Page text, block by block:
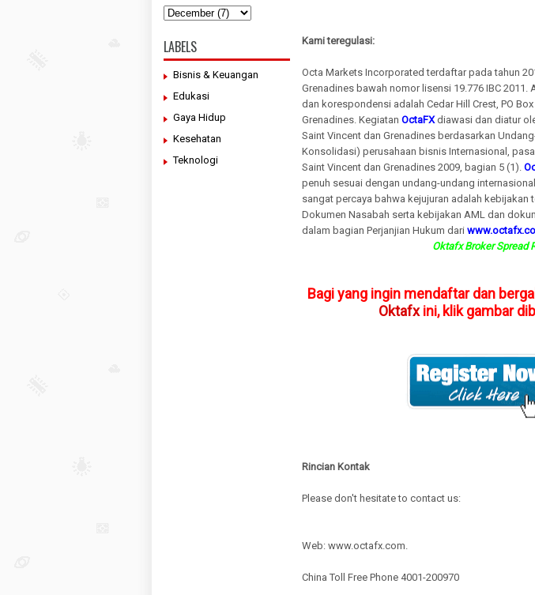
LABELS
Bisnis & Keuangan
Edukasi
Gaya Hidup
Kesehatan
Teknologi
Kami teregulasi:
Octa Markets Incorporated terdaftar pada tahun
Grenadines bawah nomor lisensi 19.776 IBC 2011.
dan korespondensi adalah Cedar Hill Crest, PO
Grenadines. Kegiatan OctaFXdiawasi dan diatur
Saint Vincent dan Grenadines berdasarkan
Konsolidasi) perusahaan bisnis Internasional,
Saint Vincent dan Grenadines 2009, bagian 5 (1).
penuh sesuai dengan undang-undang
sangat percaya bahwa kejujuran adalah kebijakan
Dokumen Nasabah serta kebijakan AML dan
dalam bagian Perjanjian Hukum dari
Oktafx Broker Spread
Bagi yang ingin mendaftar dan
Oktafxini, klik gambar
Rincian Kontak
Please don't hesitate to contact us:
Web: www.octafx.com.
China Toll Free Phone 4001-200970